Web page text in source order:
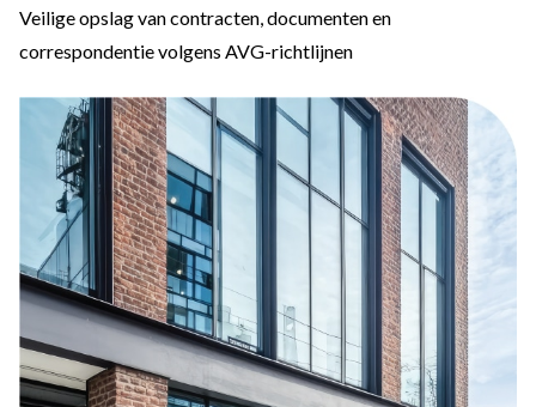
Veilige opslag van contracten, documenten en
correspondentie volgens AVG-richtlijnen